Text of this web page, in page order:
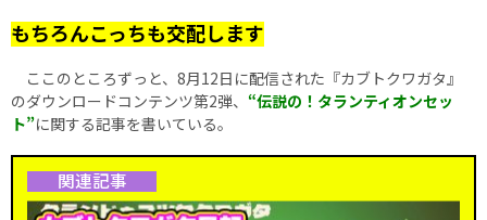
もちろんこっちも交配します
ここのところずっと、8月12日に配信された『カブトクワガタ』
のダウンロードコンテンツ第2弾、 “伝説の！タランティオンセッ
ト”に関する記事を書いている。
関連記事